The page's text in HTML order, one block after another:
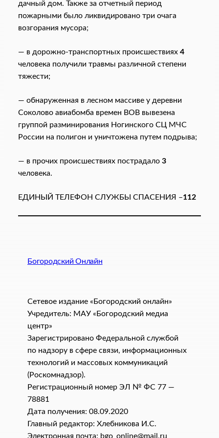
дачный дом. Также за отчетный период
пожарными было ликвидировано три очага
возгорания мусора;
— в дорожно-транспортных происшествиях 4
человека получили травмы различной степени
тяжести;
— обнаруженная в лесном массиве у деревни
Соколово авиабомба времен ВОВ вывезена
группой разминирования Ногинского СЦ МЧС
России на полигон и уничтожена путем подрыва;
— в прочих происшествиях пострадало3
человека.
ЕДИНЫЙ ТЕЛЕФОН СЛУЖБЫ СПАСЕНИЯ –112
Богородский Онлайн
Сетевое издание «Богородский онлайн»
Учредитель: МАУ «Богородский медиа
центр»
Зарегистрировано Федеральной службой
по надзору в сфере связи, информационных
технологий и массовых коммуникаций
(Роскомнадзор).
Регистрационный номер ЭЛ № ФС 77 —
78881
Дата получения: 08.09.2020
Главный редактор: Хлебникова И.C.
Электронная почта: bgo_online@mail.ru